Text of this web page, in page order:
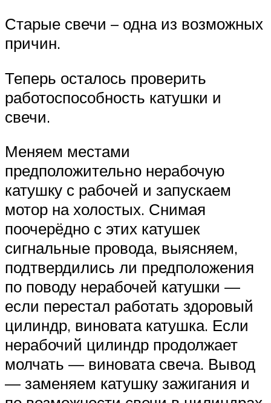
Старые свечи – одна из возможных
причин.
Теперь осталось проверить
работоспособность катушки и
свечи.
Меняем местами
предположительно нерабочую
катушку с рабочей и запускаем
мотор на холостых. Снимая
поочерёдно с этих катушек
сигнальные провода, выясняем,
подтвердились ли предположения
по поводу нерабочей катушки —
если перестал работать здоровый
цилиндр, виновата катушка. Если
нерабочий цилиндр продолжает
молчать — виновата свеча. Вывод
— заменяем катушку зажигания и